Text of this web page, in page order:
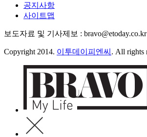
공지사항
사이트맵
보도자료 및 기사제보 : bravo@etoday.co.kr
Copyright 2014. 이투데이피엔씨 . All rights